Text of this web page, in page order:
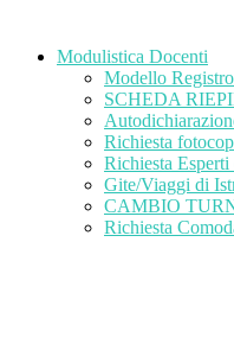
Modulistica Docenti
Modello
SCHEDA
Richiesta
Richiesta
Gite/Viaggi di
CAMBIO
Richiesta